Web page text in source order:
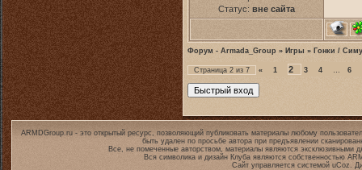
Статус: вне сайта
Форум - Armada_Group » Игры » Гонки /
Страница 2 из 7 « 1 2 3 4 … 6
ARMDGroup.ru - это открытый ресурс, позволяющий публиковать материалы любому
быть удален по просьбе автора при предъявлении
Все, не помеченные авторством, материалы являются эксклюзивными
Вся символика и дизайн Клуба являются собственностью
Сайт управляется системой uCoz.